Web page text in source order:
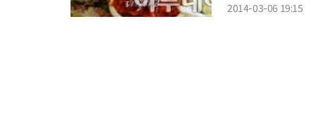
2014-03-06 19:15